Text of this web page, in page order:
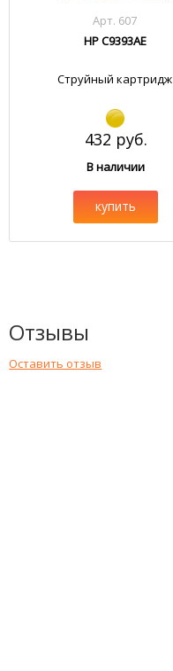
Арт. 607
HP C9393AE
Струйный картридж
432 руб.
В наличии
купить
Отзывы
Оставить отзыв